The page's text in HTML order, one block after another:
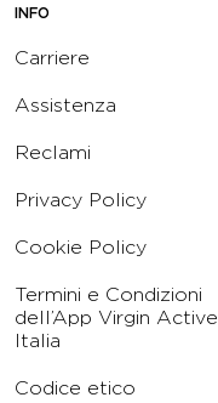
INFO
Carriere
Assistenza
Reclami
Privacy Policy
Cookie Policy
Termini e Condizioni
dell’App Virgin Active
Italia
Codice etico